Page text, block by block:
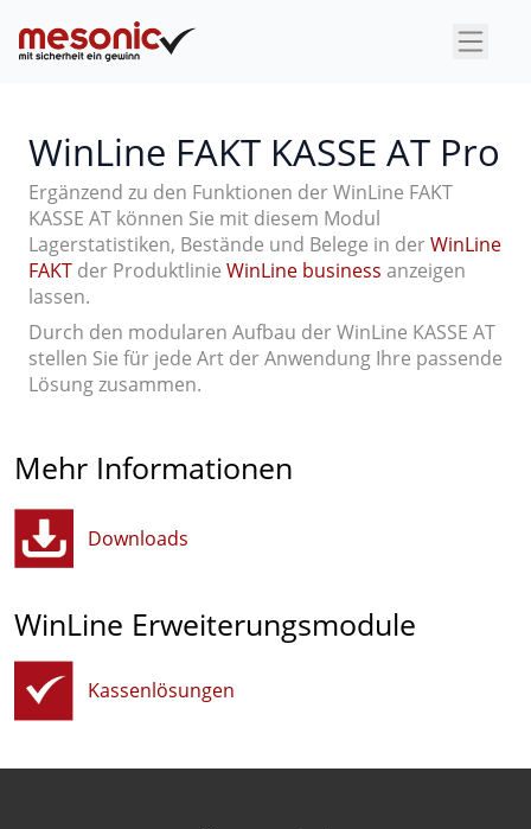
×
WinLine FAKT KASSE AT Pro
Ergänzend zu den Funktionen der WinLine FAKT
KASSE AT können Sie mit diesem Modul
Lagerstatistiken, Bestände und Belege in derWinLine
FAKT der Produktlinie WinLine business anzeigen
lassen.
Durch den modularen Aufbau der WinLine KASSE AT
stellen Sie für jede Art der Anwendung Ihre passende
Lösung zusammen.
Mehr Informationen
Downloads
WinLine Erweiterungsmodule
Kassenlösungen